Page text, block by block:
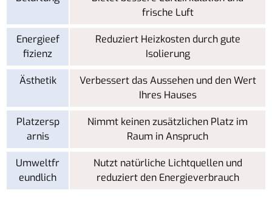
frische Luft
Energieef
fizienz
Reduziert Heizkosten durch gute
Isolierung
Ästhetik
Verbessert das Aussehen und den Wert
Ihres Hauses
Platzersp
arnis
Nimmt keinen zusätzlichen Platz im
Raum in Anspruch
Umweltfr
eundlich
Nutzt natürliche Lichtquellen und
reduziert den Energieverbrauch